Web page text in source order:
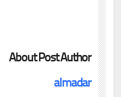
About Post Author
almadar